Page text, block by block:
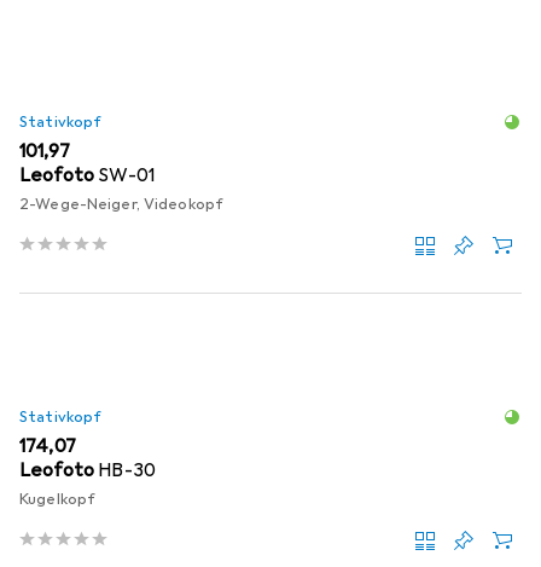
Stativkopf
EUR
101,97
Leofoto SW-01
2-Wege-Neiger, Videokopf
Stativkopf
EUR
174,07
Leofoto HB-30
Kugelkopf